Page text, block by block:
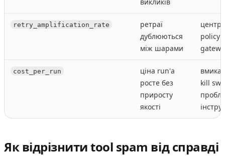
retry_amplification_rate
ретраї
дублюються
між шарами
policy
cost_per_run
ціна run'а
росте без
приросту
якості
kill
Як відрізнити tool spam від справді